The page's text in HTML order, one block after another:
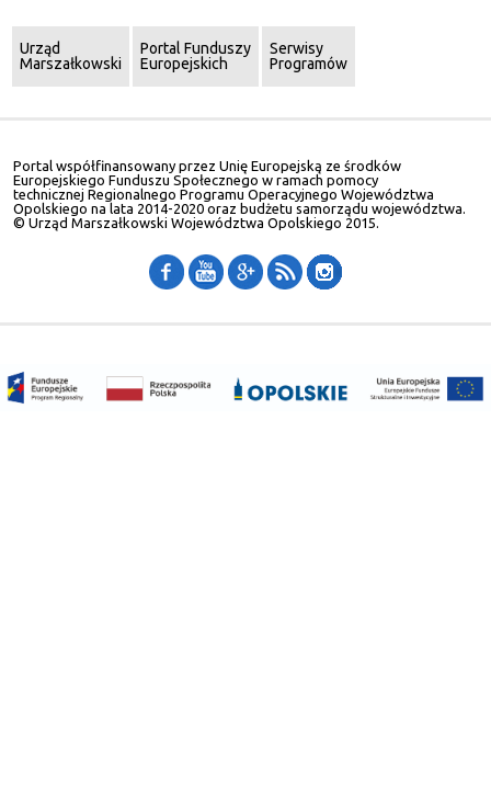
Urząd
Marszałkowski
Portal Funduszy
Europejskich
Serwisy
Programów
Portal współfinansowany przez Unię Europejską ze środków
Europejskiego Funduszu Społecznego w ramach pomocy
technicznej Regionalnego Programu Operacyjnego Województwa
Opolskiego na lata 2014-2020 oraz budżetu samorządu województwa.
© Urząd Marszałkowski Województwa Opolskiego 2015.